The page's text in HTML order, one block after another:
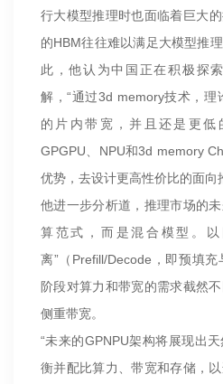
行大模型推理时也面临着巨大
的HBM往往难以满足大模型推
此，他认为中国正在积极探
解，“通过3d memory技术，理
的片内带宽，并且还是更低
GPGPU、NPU和3d memory
优势，去设计更高性价比的面向
他进一步分析道，推理市场的
算范式，而是混合模型。以
离”（Prefill/Decode，即预填
阶段对算力和带宽的需求截然
侧重带宽。
“未来的GPNPU架构将展现出
衡并配比算力、带宽和存储，